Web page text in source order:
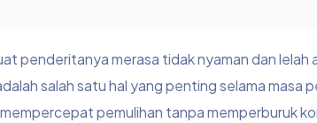
penderitanya merasa tidak nyaman dan
salah satu hal yang penting selama masa
pemulihan tanpa memperburuk